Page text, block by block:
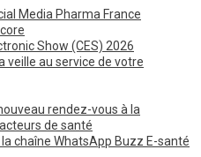
Media Pharma France
Show (CES) 2026
veille au service de votre
rendez-vous à la
de santé
la chaîne WhatsApp Buzz E-santé